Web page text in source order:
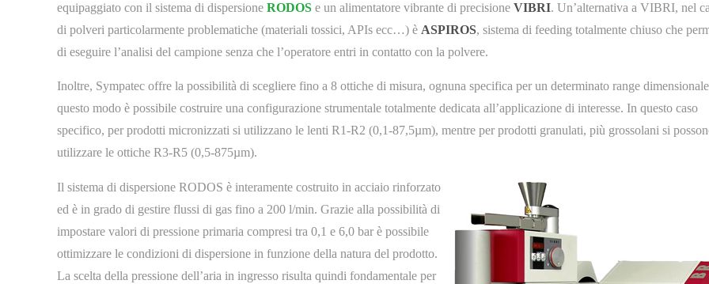
equipaggiato con il sistema di dispersione RODOS e un alimentatore vibrante di precisione VIBRI. Un’alternativa a VIBRI, nel
di polveri particolarmente problematiche (materiali tossici, APIs ecc…) è ASPIROS, sistema di feeding totalmente chiuso che
di eseguire l’analisi del campione senza che l’operatore entri in contatto con la polvere.
Inoltre, Sympatec offre la possibilità di scegliere fino a 8 ottiche di misura, ognuna specifica per un determinato range
questo modo è possibile costruire una configurazione strumentale totalmente dedicata all’applicazione di interesse. In questo caso
specifico, per prodotti micronizzati si utilizzano le lenti R1-R2 (0,1-87,5µm), mentre per prodotti granulati, più grossolani si
utilizzare le ottiche R3-R5 (0,5-875µm).
Il sistema di dispersione RODOS è interamente costruito in acciaio rinforzato
ed è in grado di gestire flussi di gas fino a 200 l/min. Grazie alla possibilità di
impostare valori di pressione primaria compresi tra 0,1 e 6,0 bar è possibile
ottimizzare le condizioni di dispersione in funzione della natura del prodotto.
La scelta della pressione dell’aria in ingresso risulta quindi fondamentale per